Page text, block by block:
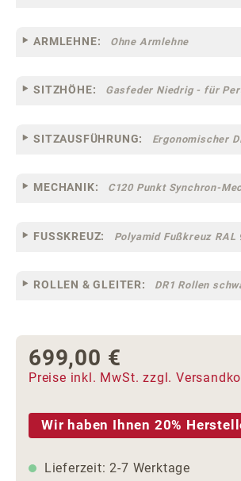
ARMLEHNE: Ohne Armlehne
SITZHÖHE: Gasfeder Niedrig - für
SITZAUSFÜHRUNG: Ergonomischer
MECHANIK: C120 Punkt Synchron-
FUSSKREUZ: Polyamid Fußkreuz
ROLLEN & GLEITER: DR1 Rollen
Regulärer Preis:
699,00 €
Preise inkl. MwSt. zzgl.
Wir haben Ihnen 20%
Lieferzeit: 2-7 Werktage